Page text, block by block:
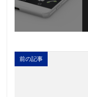
前の記事